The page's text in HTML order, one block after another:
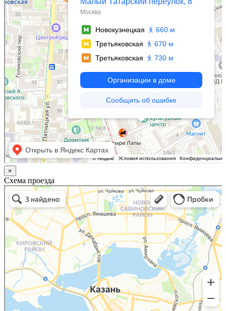
×
Схема проезда
Казань
Малый Татарский переулок, 8 на карте Москвы, ближайшее метро Новокузнецкая —
Яндекс.Карты